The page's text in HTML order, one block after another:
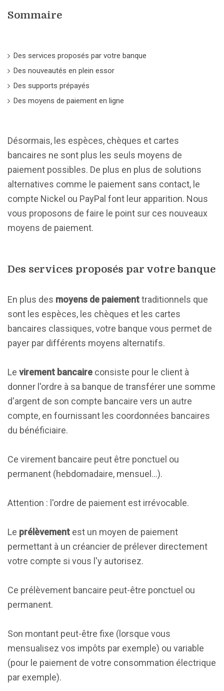
Sommaire
Des services proposés par votre banque
Des nouveautés en plein essor
Des supports prépayés
Des moyens de paiement en ligne
Désormais, les espèces, chèques et cartes
bancaires ne sont plus les seuls moyens de
paiement possibles. De plus en plus de solutions
alternatives comme le paiement sans contact, le
compte Nickel ou PayPal font leur apparition. Nous
vous proposons de faire le point sur ces nouveaux
moyens de paiement.
Des services proposés par votre banque
En plus des moyens de paiementtraditionnels que
sont les espèces, les chèques et les cartes
bancaires classiques, votre banque vous permet de
payer par différents moyens alternatifs.
Le virement bancaire consiste pour le client à
donner l'ordre à sa banque de transférer une somme
d'argent de son compte bancaire vers un autre
compte, en fournissant les coordonnées bancaires
du bénéficiaire.
Ce virement bancaire peut être ponctuel ou
permanent (hebdomadaire, mensuel...).
Attention : l'ordre de paiement est irrévocable.
Le prélèvement est un moyen de paiement
permettant à un créancier de prélever directement
votre compte si vous l'y autorisez.
Ce prélèvement bancaire peut-être ponctuel ou
permanent.
Son montant peut-être fixe (lorsque vous
mensualisez vos impôts par exemple) ou variable
(pour le paiement de votre consommation électrique
par exemple).